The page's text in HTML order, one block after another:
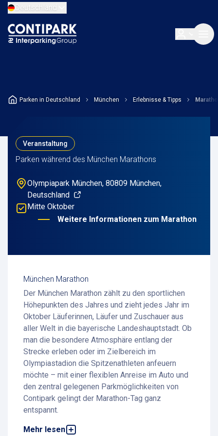
Deutschland
Parken in Deutschland München Erlebnisse & Tipps
Veranstaltung
Parken während des München Marathons
Olympiapark München, 80809 München,
Deutschland
Mitte Oktober
Weitere Informationen zum Marathon
München Marathon
Der München Marathon zählt zu den sportlichen
Höhepunkten des Jahres und zieht jedes Jahr im
Oktober Läuferinnen, Läufer und Zuschauer aus
aller Welt in die bayerische Landeshauptstadt. Ob
man die besondere Atmosphäre entlang der
Strecke erleben oder im Zielbereich im
Olympiastadion die Spitzenathleten anfeuern
möchte – mit einer flexiblen Anreise im Auto und
den zentral gelegenen Parkmöglichkeiten von
Contipark gelingt der Marathon-Tag ganz
entspannt.
Mehr lesen
Ein sportliches Großereignis